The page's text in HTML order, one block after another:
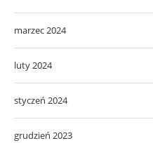
marzec 2024
luty 2024
styczeń 2024
grudzień 2023